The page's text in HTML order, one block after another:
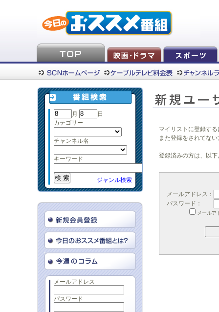
月
日
カテゴリー
チャンネル名
キーワード
ジャンル検索
メールアドレス
パスワード
マイリストに登録す
また登録をされてな
登録済みの方は、以
メールアドレス：
パスワード：
メールア